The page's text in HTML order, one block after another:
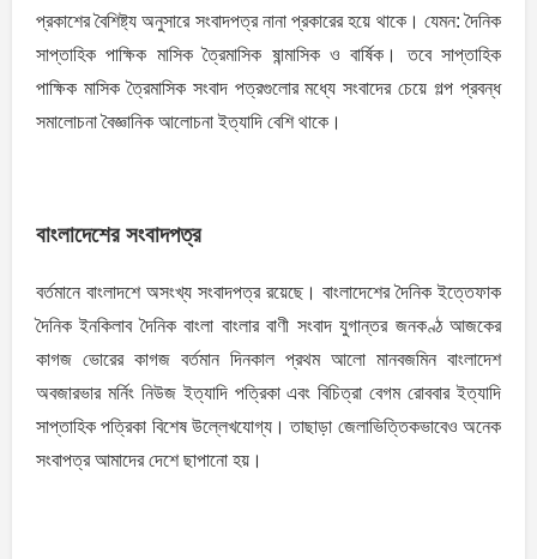
প্রকাশের বৈশিষ্ট্য অনুসারে সংবাদপত্র নানা প্রকারের হয়ে থাকে। যেমন: দৈনিক
সাপ্তাহিক পাক্ষিক মাসিক ত্রৈমাসিক ষান্মাসিক ও বার্ষিক। তবে সাপ্তাহিক
পাক্ষিক মাসিক ত্রৈমাসিক সংবাদ পত্রগুলাের মধ্যে সংবাদের চেয়ে গল্প প্রবন্ধ
সমালােচনা বৈজ্ঞানিক আলােচনা ইত্যাদি বেশি থাকে।
বাংলাদেশের সংবাদপত্র
বর্তমানে বাংলাদশে অসংখ্য সংবাদপত্র রয়েছে। বাংলাদেশের দৈনিক ইত্তেফাক
দৈনিক ইনকিলাব দৈনিক বাংলা বাংলার বাণী সংবাদ যুগান্তর জনকণ্ঠ আজকের
কাগজ ভােরের কাগজ বর্তমান দিনকাল প্রথম আলাে মানবজমিন বাংলাদেশ
অবজারভার মর্নিং নিউজ ইত্যাদি পত্রিকা এবং বিচিত্রা বেগম রােববার ইত্যাদি
সাপ্তাহিক পত্রিকা বিশেষ উল্লেখযােগ্য। তাছাড়া জেলাভিত্তিকভাবেও অনেক
সংবাপত্র আমাদের দেশে ছাপানো হয়।